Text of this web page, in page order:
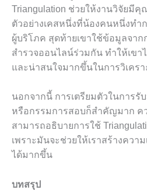
Triangulation ช่วยให้งานวิจัยมี
ตัวอย่างเคสหนึ่งที่น้องคนหนึ่งทำ
ผู้บริโภค สุดท้ายเขาใช้ข้อมูลจา
สำรวจออนไลน์ร่วมกัน ทำให้เข
และน่าสนใจมากขึ้นในการวิเคร
นอกจากนี้ การเตรียมตัวในการรั
หรือกรรมการสอบก็สำคัญมาก ค
สามารถอธิบายการใช้
เพราะมันจะช่วยให้เราสร้างควา
ได้มากขึ้น
บทสรุป